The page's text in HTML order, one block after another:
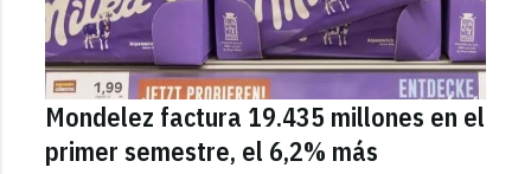
Mondelez factura 19.435 millones en el
primer semestre, el 6,2% más